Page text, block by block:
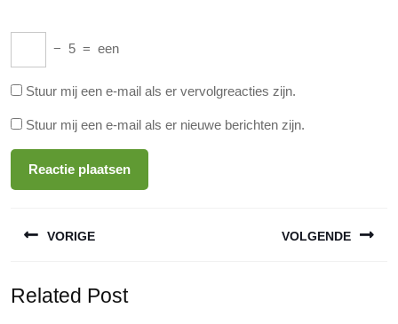
− 5 = een
Stuur mij een e-mail als er vervolgreacties zijn.
Stuur mij een e-mail als er nieuwe berichten zijn.
VORIGE
bericht:
VOLGENDE
Related Post